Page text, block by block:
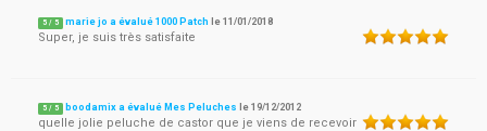
5 / 5 marie jo a évalué 1000 Patch le11/01/2018
Super, je suis très satisfaite
5 / 5 boodamix a évalué Mes Peluches le19/12/2012
quelle jolie peluche de castor que je viens de recevoir